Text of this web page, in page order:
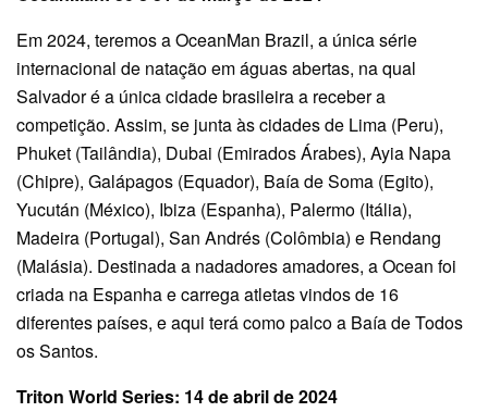
Em 2024, teremos a OceanMan Brazil, a única série
internacional de natação em águas abertas, na qual
Salvador é a única cidade brasileira a receber a
competição. Assim, se junta às cidades de Lima (Peru),
Phuket (Tailândia), Dubai (Emirados Árabes), Ayia Napa
(Chipre), Galápagos (Equador), Baía de Soma (Egito),
Yucután (México), Ibiza (Espanha), Palermo (Itália),
Madeira (Portugal), San Andrés (Colômbia) e Rendang
(Malásia). Destinada a nadadores amadores, a Ocean foi
criada na Espanha e carrega atletas vindos de 16
diferentes países, e aqui terá como palco a Baía de Todos
os Santos.
Triton World Series: 14 de abril de 2024